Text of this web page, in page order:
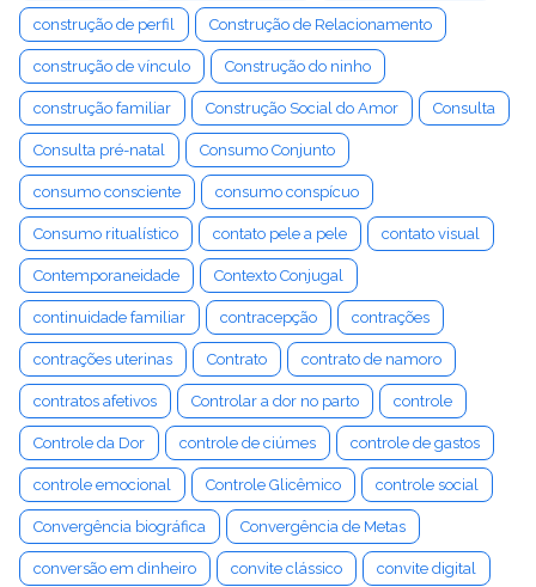
construção de perfil Construção de Relacionamento
construção de vínculo Construção do ninho
construção familiar Construção Social do Amor Consulta
Consulta pré-natal Consumo Conjunto
consumo consciente consumo conspícuo
Consumo ritualístico contato pele a pele contato visual
Contemporaneidade Contexto Conjugal
continuidade familiar contracepção contrações
contrações uterinas Contrato contrato de namoro
contratos afetivos Controlar a dor no parto controle
Controle da Dor controle de ciúmes controle de gastos
controle emocional Controle Glicêmico controle social
Convergência biográfica Convergência de Metas
conversão em dinheiro convite clássico convite digital